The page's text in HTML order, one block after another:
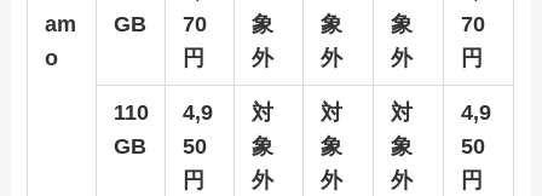
am
o
GB
70
円
象
外
象
外
象
外
70
円
110
GB
4,9
50
円
対
象
外
対
象
外
対
象
外
4,9
50
円